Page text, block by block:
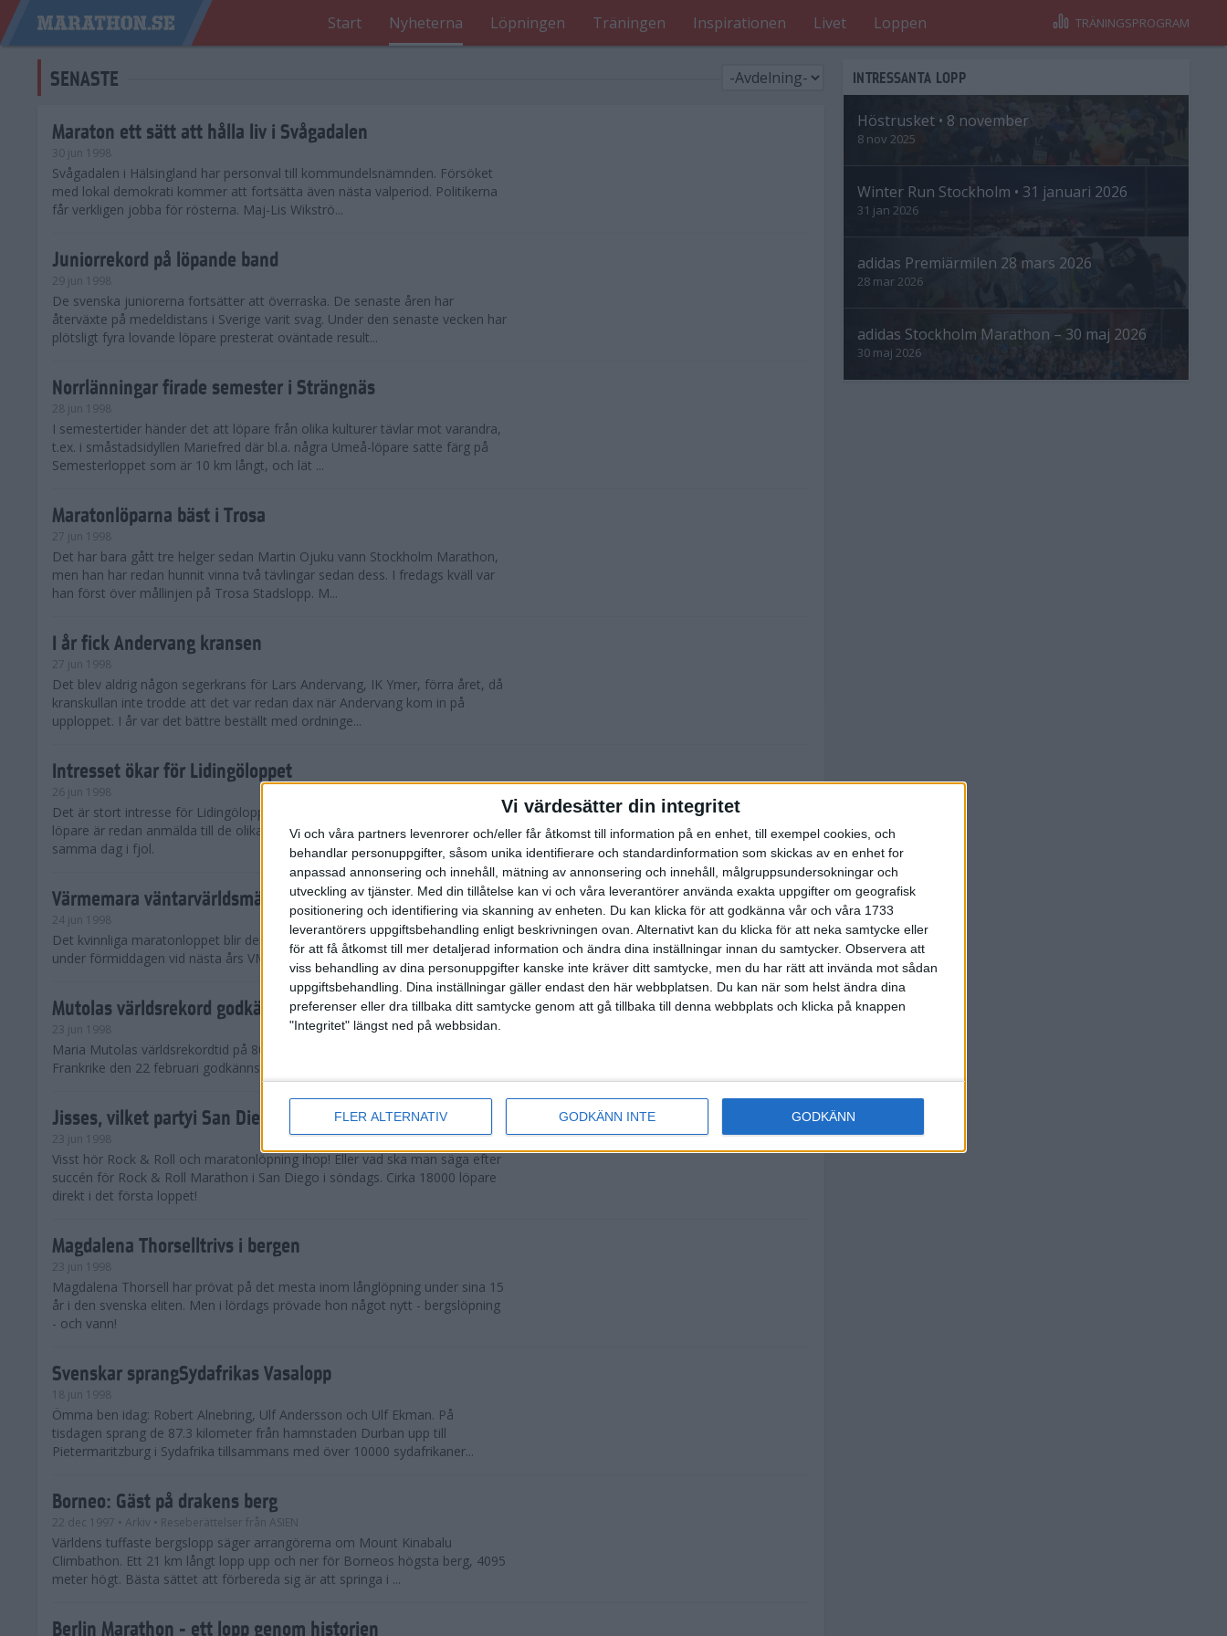
Vi värdesätter din integritet
Vi och våra partners levenrorer och/eller får åtkomst till information på en enhet, till exempel cookies, och
behandlar personuppgifter, såsom unika identifierare och standardinformation som skickas av en enhet for
anpassad annonsering och innehåll, mätning av annonsering och innehåll, målgruppsundersokningar och
utveckling av tjänster. Med din tillåtelse kan vi och våra leverantörer använda exakta uppgifter om geografisk
positionering och identifiering via skanning av enheten. Du kan klicka för att godkänna vår och våra 1733
leverantörers uppgiftsbehandling enligt beskrivningen ovan. Alternativt kan du klicka för att neka samtycke eller
för att få åtkomst till mer detaljerad information och ändra dina inställningar innan du samtycker. Observera att
viss behandling av dina personuppgifter kanske inte kräver ditt samtycke, men du har rätt att invända mot sådan
uppgiftsbehandling. Dina inställningar gäller endast den här webbplatsen. Du kan när som helst ändra dina
preferenser eller dra tillbaka ditt samtycke genom att gå tillbaka till denna webbplats och klicka på knappen
"Integritet" längst ned på webbsidan.
FLER ALTERNATIV GODKÄNN INTE GODKÄNN
Start Nyheterna Löpningen Träningen Inspirationen Livet Loppen TRÄNINGSPROGRAM
SENASTE
Maraton ett sätt att hålla liv i Svågadalen
30 jun 1998
Svågadalen i Hälsingland har personval till kommundelsnämnden. Försöket
med lokal demokrati kommer att fortsätta även nästa valperiod. Politikerna
får verkligen jobba för rösterna. Maj-Lis Wikströ...
Juniorrekord på löpande band
29 jun 1998
De svenska juniorerna fortsätter att överraska. De senaste åren har
återväxte på medeldistans i Sverige varit svag. Under den senaste vecken har
plötsligt fyra lovande löpare presterat oväntade result...
Norrlänningar firade semester i Strängnäs
28 jun 1998
I semestertider händer det att löpare från olika kulturer tävlar mot varandra,
t.ex. i småstadsidyllen Mariefred där bl.a. några Umeå-löpare satte färg på
Semesterloppet som är 10 km långt, och lät ...
Maratonlöparna bäst i Trosa
27 jun 1998
Det har bara gått tre helger sedan Martin Ojuku vann Stockholm Marathon,
men han har redan hunnit vinna två tävlingar sedan dess. I fredags kväll var
han först över mållinjen på Trosa Stadslopp. M...
I år fick Andervang kransen
27 jun 1998
Det blev aldrig någon segerkrans för Lars Andervang, IK Ymer, förra året, då
kranskullan inte trodde att det var redan dax när Andervang kom in på
upploppet. I år var det bättre beställt med ordninge...
Intresset ökar för Lidingöloppet
26 jun 1998
Det är stort intresse för Lidingöloppet som avgörs den 3-4 oktober. 10 500
löpare är redan anmälda till de olika klassena. Det är hela 2 500 fler än
samma dag i fjol.
Värmemara väntarvärldsmästaraspiranter
24 jun 1998
Det kvinnliga maratonloppet blir den enda gren som kommer att avgöras
under förmiddagen vid nästa års VM i friidrott.
Mutolas världsrekord godkänns ej
23 jun 1998
Maria Mutolas världsrekordtid på 800 meter från inomhusgalan i Lievin i
Frankrike den 22 februari godkänns ej.
Jisses, vilket partyi San Diego!
23 jun 1998
Visst hör Rock & Roll och maratonlöpning ihop! Eller vad ska man säga efter
succén för Rock & Roll Marathon i San Diego i söndags. Cirka 18000 löpare
direkt i det första loppet!
Magdalena Thorselltrivs i bergen
23 jun 1998
Magdalena Thorsell har prövat på det mesta inom långlöpning under sina 15
år i den svenska eliten. Men i lördags prövade hon något nytt - bergslöpning
- och vann!
Svenskar sprangSydafrikas Vasalopp
18 jun 1998
Ömma ben idag: Robert Alnebring, Ulf Andersson och Ulf Ekman. På
tisdagen sprang de 87.3 kilometer från hamnstaden Durban upp till
Pietermaritzburg i Sydafrika tillsammans med över 10000 sydafrikaner...
Borneo: Gäst på drakens berg
22 dec 1997 • Arkiv • Reseberättelser från ASIEN
Världens tuffaste bergslopp säger arrangörerna om Mount Kinabalu
Climbathon. Ett 21 km långt lopp upp och ner för Borneos högsta berg, 4095
meter högt. Bästa sättet att förbereda sig är att springa i ...
Berlin Marathon - ett lopp genom historien
INTRESSANTA LOPP
Höstrusket • 8 november
8 nov 2025
Winter Run Stockholm • 31 januari 2026
31 jan 2026
adidas Premiärmilen 28 mars 2026
28 mar 2026
adidas Stockholm Marathon – 30 maj 2026
30 maj 2026